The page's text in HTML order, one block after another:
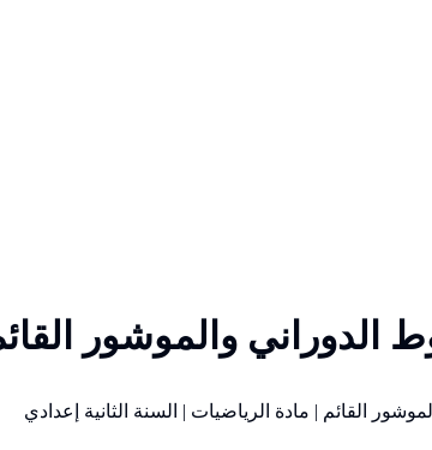
الدوراني والموشور
القائم | مادة الرياضيات | السنة الثانية إعدادي